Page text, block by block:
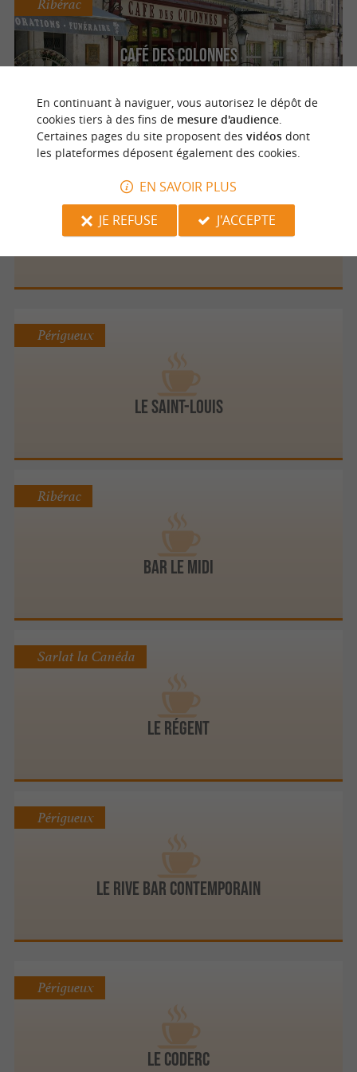
Café des Colonnes
Ribérac
BAR SAINT SILAIN
Périgueux
LE SAINT-LOUIS
Périgueux
Bar LE MIDI
Ribérac
LE RÉGENT
Sarlat la Canéda
Le Rive Bar Contemporain
Périgueux
LE CODERC
Périgueux
En continuant à naviguer, vous autorisez le dépôt de
cookies tiers à des fins de mesure d'audience.
Certaines pages du site proposent des vidéosdont
les plateformes déposent également des cookies.
EN SAVOIR PLUS
JE REFUSE
J'ACCEPTE